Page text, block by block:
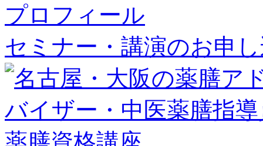
プロフィール
セミナー・講演のお申